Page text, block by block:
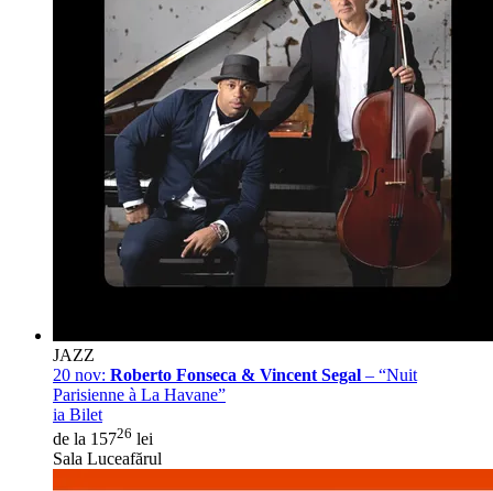
JAZZ
20 nov: Roberto Fonseca & Vincent Segal – “Nuit
Parisienne à La Havane”
ia Bilet
de la 15726 lei
Sala Luceafărul